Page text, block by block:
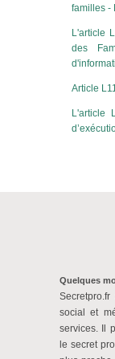
familles -
L'article
des
Article
L'article
Quelques
social et
services. Il
le secret